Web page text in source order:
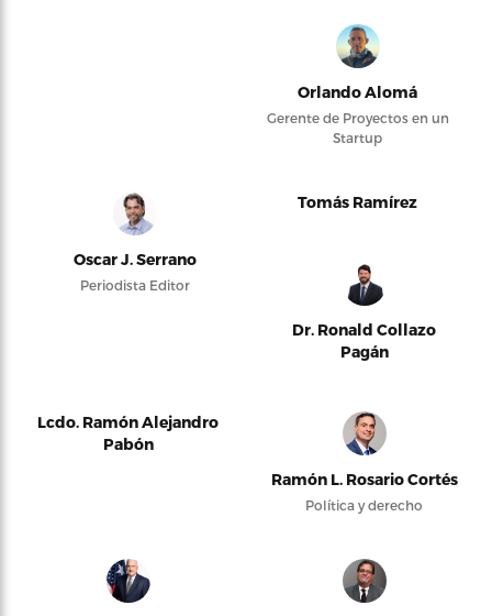
Orlando Alomá
Gerente de Proyectos en un
Startup
Oscar J. Serrano
Periodista Editor
Tomás Ramírez
Dr. Ronald Collazo
Pagán
Lcdo. Ramón Alejandro
Pabón
Ramón L. Rosario Cortés
Política y derecho